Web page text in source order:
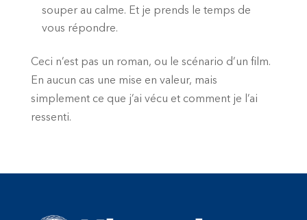
souper au calme. Et je prends le temps de
vous répondre.
Ceci n’est pas un roman, ou le scénario d’un film.
En aucun cas une mise en valeur, mais
simplement ce que j’ai vécu et comment je l’ai
ressenti.